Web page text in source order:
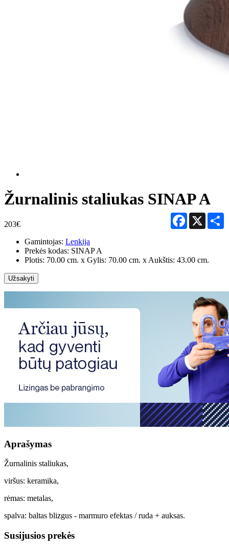
Žurnalinis staliukas SINAP A
203€
Facebook
X
Gamintojas: Lenkija
Prekės kodas: SINAP A
Plotis: 70.00 cm. x Gylis: 70.00 cm. x Aukštis: 43.00 cm.
Užsakyti
Aprašymas
Žurnalinis staliukas,
viršus: keramika,
rėmas: metalas,
spalva: baltas blizgus - marmuro efektas / ruda + auksas.
Susijusios prekės